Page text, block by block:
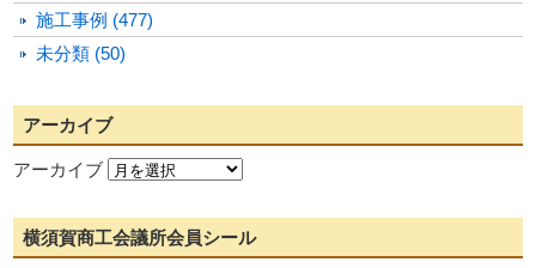
施工事例 (477)
未分類 (50)
アーカイブ
アーカイブ
横須賀商工会議所会員シール